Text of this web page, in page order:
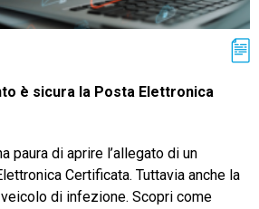
è sicura la Posta Elettronica
paura di aprire l’allegato di un
Certificata. Tuttavia anche la
veicolo di infezione. Scopri come